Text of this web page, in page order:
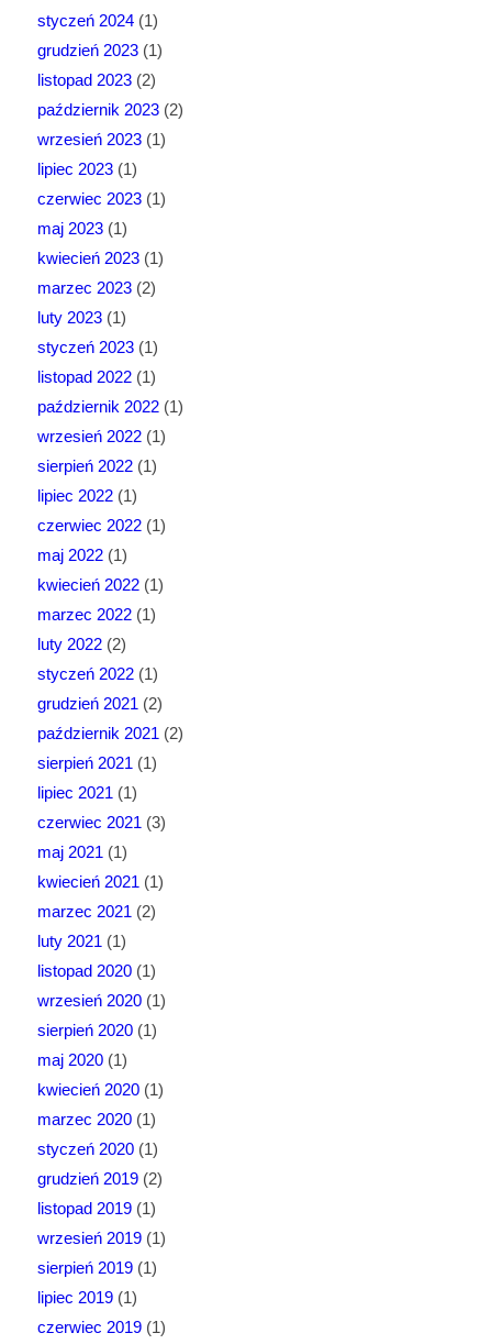
styczeń 2024(1)
grudzień 2023(1)
listopad 2023(2)
październik 2023(2)
wrzesień 2023(1)
lipiec 2023(1)
czerwiec 2023(1)
maj 2023(1)
kwiecień 2023(1)
marzec 2023(2)
luty 2023(1)
styczeń 2023(1)
listopad 2022(1)
październik 2022(1)
wrzesień 2022(1)
sierpień 2022(1)
lipiec 2022(1)
czerwiec 2022(1)
maj 2022(1)
kwiecień 2022(1)
marzec 2022(1)
luty 2022(2)
styczeń 2022(1)
grudzień 2021 (2)
październik 2021 (2)
sierpień 2021 (1)
lipiec 2021 (1)
czerwiec 2021 (3)
maj 2021 (1)
kwiecień 2021 (1)
marzec 2021 (2)
luty 2021 (1)
listopad 2020(1)
wrzesień 2020(1)
sierpień 2020(1)
maj 2020(1)
kwiecień 2020(1)
marzec 2020(1)
styczeń 2020(1)
grudzień 2019(2)
listopad 2019(1)
wrzesień 2019(1)
sierpień 2019(1)
lipiec 2019(1)
czerwiec 2019(1)